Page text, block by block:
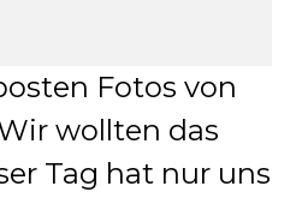
Fotos von
wollten das
Tag hat nur uns